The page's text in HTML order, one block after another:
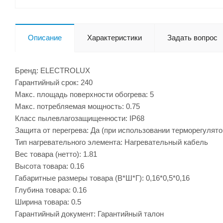
Описание Характеристики Задать вопрос
Бренд: ELECTROLUX
Гарантийный срок: 240
Макс. площадь поверхности обогрева: 5
Макс. потребляемая мощность: 0.75
Класс пылевлагозащищенности: IP68
Защита от перегрева: Да (при использовании
Тип нагревательного элемента: Нагревательный кабель
Вес товара (нетто): 1.81
Высота товара: 0.16
Габаритные размеры товара (В*Ш*Г): 0,16*0,5*0,16
Глубина товара: 0.16
Ширина товара: 0.5
Гарантийный документ: Гарантийный талон